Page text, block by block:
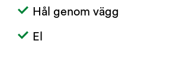
Hål genom vägg
El